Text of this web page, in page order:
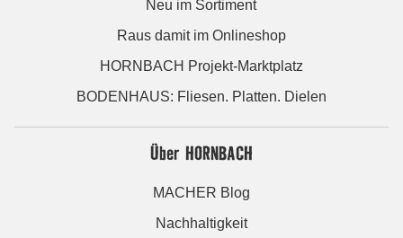
Neu im Sortiment
Raus damit im Onlineshop
HORNBACH Projekt-Marktplatz
BODENHAUS: Fliesen. Platten. Dielen
Über HORNBACH
MACHER Blog
Nachhaltigkeit